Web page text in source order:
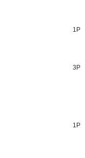
1P
3P
1P